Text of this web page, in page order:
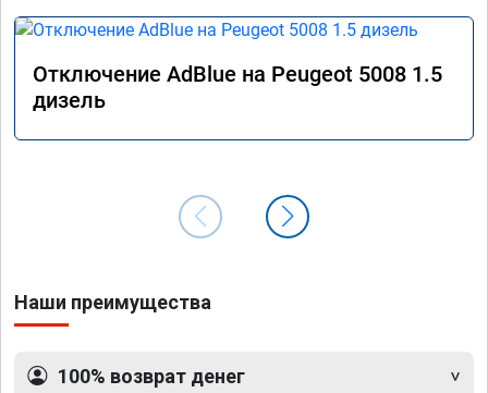
Отключение AdBlue на Peugeot 5008 1.5
дизель
Наши преимущества
100% возврат денег